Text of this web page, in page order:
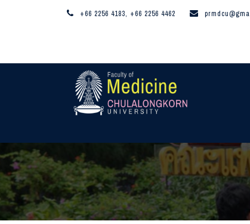
+66 2256 4183, +66 2256 4462